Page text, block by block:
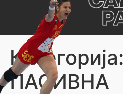
Категорија:
ПАСИВНА